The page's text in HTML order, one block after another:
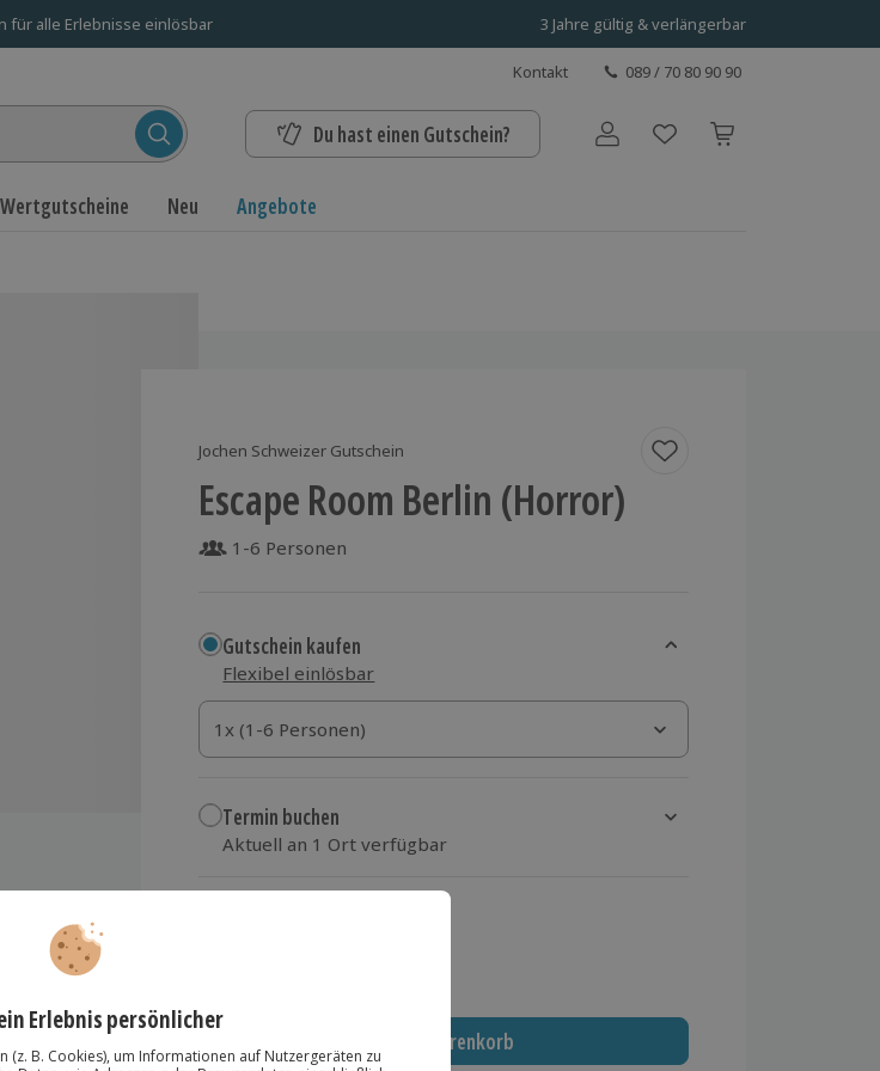
für alle Erlebnisse einlösbar 3 Jahre gültig & verlängerbar
Kontakt 089 / 70 80 90 90
Du hast einen Gutschein? Benutzerkonto
Wertgutscheine Neu Angebote
Jochen Schweizer Gutschein
Escape Room Berlin (Horror)
1-6 Personen
Gutschein kaufen
Flexibel einlösbar
1x (1-6 Personen)
1x (1-6 Personen)
1x (1-6 Personen)
Termin buchen
Aktuell an 1 Ort verfügbar
Wähle im nächsten Schritt einen Termin aus
In den Warenkorb